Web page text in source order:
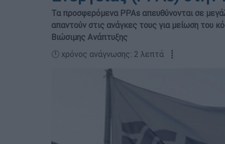
Τα προσφερόμενα ΡΡΑs απευθύνονται σε
απαντούν στις ανάγκες τους για μείωση του
Βιώσιμης Ανάπτυξης
🕛 χρόνος ανάγνωσης: 2 λεπτά ┋